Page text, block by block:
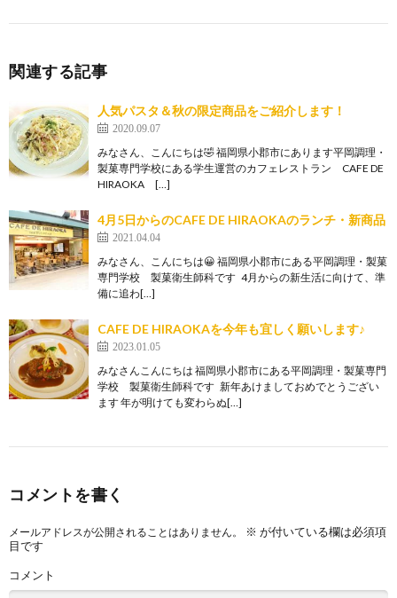
関連する記事
人気パスタ＆秋の限定商品をご紹介します！
2020.09.07
みなさん、こんにちは🤣 福岡県小郡市にあります平岡調理・
製菓専門学校にある学生運営のカフェレストラン CAFE DE
HIRAOKA […]
4月5日からのCAFE DE HIRAOKAのランチ・新商品
2021.04.04
みなさん、こんにちは😀 福岡県小郡市にある平岡調理・製菓
専門学校 製菓衛生師科です 4月からの新生活に向けて、準
備に追わ[…]
CAFE DE HIRAOKAを今年も宜しく願いします♪
2023.01.05
みなさんこんにちは 福岡県小郡市にある平岡調理・製菓専門
学校 製菓衛生師科です 新年あけましておめでとうござい
ます 年が明けても変わらぬ[…]
コメントを書く
メールアドレスが公開されることはありません。 ※ が付いている欄は必須項
目です
コメント